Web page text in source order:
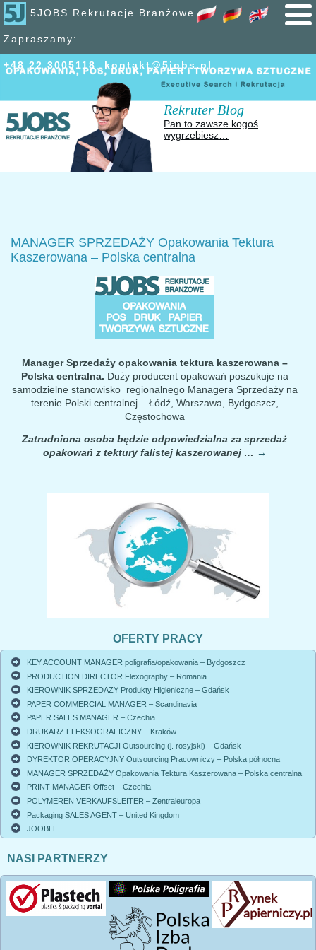
5JOBS Rekrutacje Branżowe
Zapraszamy:
+48 22 3005118 , kontakt@5jobs.pl
Rekruter Blog
Pan to zawsze kogoś
wygrzebiesz…
MANAGER SPRZEDAŻY Opakowania Tektura
Kaszerowana – Polska centralna
Manager Sprzedaży opakowania tektura kaszerowana –
Polska centralna. Duży producent opakowań poszukuje na
samodzielne stanowisko regionalnego Managera Sprzedaży na
terenie Polski centralnej – Łódź, Warszawa, Bydgoszcz,
Częstochowa
Zatrudniona osoba będzie odpowiedzialna za sprzedaż
opakowań z tektury falistej kaszerowanej … →
OFERTY PRACY
KEY ACCOUNT MANAGER poligrafia/opakowania – Bydgoszcz
PRODUCTION DIRECTOR Flexography – Romania
KIEROWNIK SPRZEDAŻY Produkty Higieniczne – Gdańsk
PAPER COMMERCIAL MANAGER – Scandinavia
PAPER SALES MANAGER – Czechia
DRUKARZ FLEKSOGRAFICZNY – Kraków
KIEROWNIK REKRUTACJI Outsourcing (j. rosyjski) – Gdańsk
DYREKTOR OPERACYJNY Outsourcing Pracowniczy – Polska północna
MANAGER SPRZEDAŻY Opakowania Tektura Kaszerowana – Polska centralna
PRINT MANAGER Offset – Czechia
POLYMEREN VERKAUFSLEITER – Zentraleuropa
Packaging SALES AGENT – United Kingdom
JOOBLE
NASI PARTNERZY